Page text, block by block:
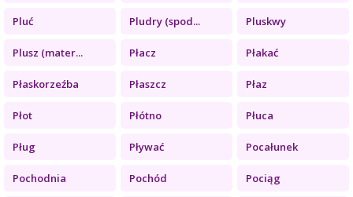
Pluć Pludry (spod... Pluskwy
Plusz (mater... Płacz Płakać
Płaskorzeźba Płaszcz Płaz
Płot Płótno Płuca
Pług Pływać Pocałunek
Pochodnia Pochód Pociąg